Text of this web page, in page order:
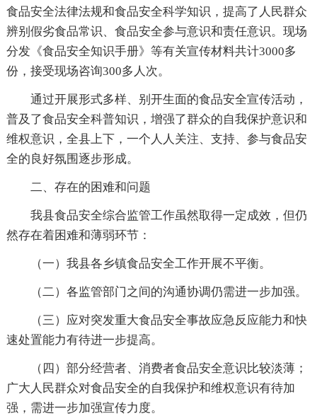
食品安全法律法规和食品安全科学知识，提高了人民群众
辨别假劣食品常识、食品安全参与意识和责任意识。现场
分发《食品安全知识手册》等有关宣传材料共计3000多
份，接受现场咨询300多人次。
通过开展形式多样、别开生面的食品安全宣传活动，
普及了食品安全科普知识，增强了群众的自我保护意识和
维权意识，全县上下，一个人人关注、支持、参与食品安
全的良好氛围逐步形成。
二、存在的困难和问题
我县食品安全综合监管工作虽然取得一定成效，但仍
然存在着困难和薄弱环节：
（一）我县各乡镇食品安全工作开展不平衡。
（二）各监管部门之间的沟通协调仍需进一步加强。
（三）应对突发重大食品安全事故应急反应能力和快
速处置能力有待进一步提高。
（四）部分经营者、消费者食品安全意识比较淡薄；
广大人民群众对食品安全的自我保护和维权意识有待加
强，需进一步加强宣传力度。